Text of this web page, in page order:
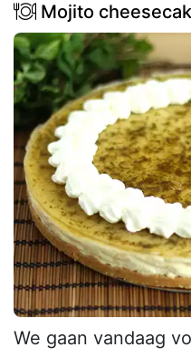
Mojito
We gaan vandaag